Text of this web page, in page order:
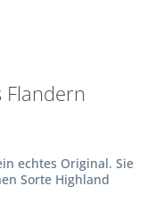
Flandern
echtes Original. Sie
Sorte Highland